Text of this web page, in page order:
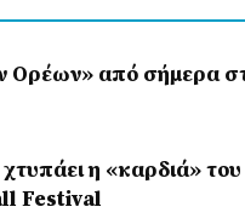
Ορέων» από σήμερα
η «καρδιά»
Festival